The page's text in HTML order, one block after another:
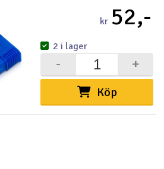
och byggsatser
kr 52,-
Köp
+
-
2 i lager